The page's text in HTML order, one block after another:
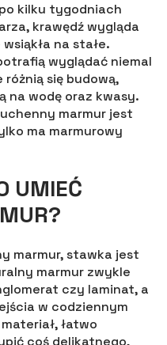
kilku tygodniach
krawędź wygląda
na stałe.
wyglądać niemal
się budową,
na wodę oraz kwasy.
marmur jest
ma marmurowy
UMIEĆ
marmur, stawka jest
marmur zwykle
czy laminat, a
w codziennym
łatwo